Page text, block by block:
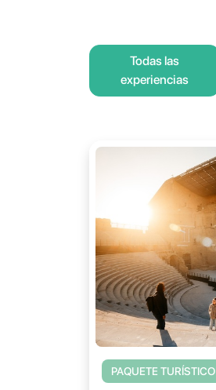
Todas las
experiencias
PAQUETE TURÍSTICO